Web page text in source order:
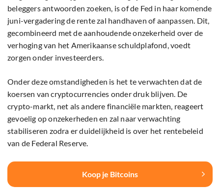
beleggers antwoorden zoeken, is of de Fed in haar komende
juni-vergadering de rente zal handhaven of aanpassen. Dit,
gecombineerd met de aanhoudende onzekerheid over de
verhoging van het Amerikaanse schuldplafond, voedt
zorgen onder investeerders.
Onder deze omstandigheden is het te verwachten dat de
koersen van cryptocurrencies onder druk blijven. De
crypto-markt, net als andere financiële markten, reageert
gevoelig op onzekerheden en zal naar verwachting
stabiliseren zodra er duidelijkheid is over het rentebeleid
van de Federal Reserve.
Koop je Bitcoins